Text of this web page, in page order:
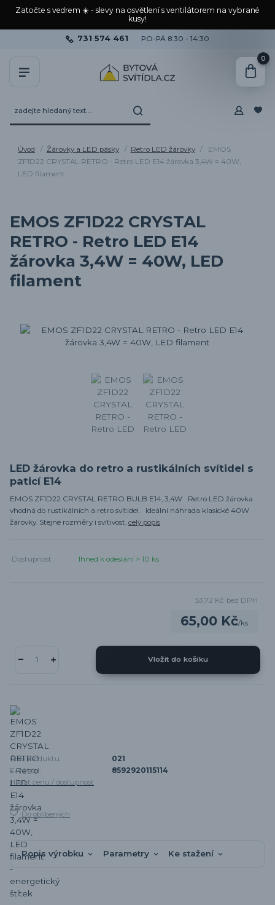
Zatočte s vedrem ☀️ - slevy na osvětlení s ventilátorem na vybrané
kusy!
731 574 461 PO-PÁ 8:30 - 14:30
0
Úvod Žárovky a LED pásky Retro LED žárovky
EMOS
ZF1D22 CRYSTAL RETRO - Retro LED E14 žárovka 3,4W = 40W,
LED filament
EMOS ZF1D22 CRYSTAL
RETRO - Retro LED E14
žárovka 3,4W = 40W, LED
filament
LED žárovka do retro a rustikálních svítidel s
paticí E14
EMOS ZF1D22 CRYSTAL RETRO BULB E14, 3,4W Retro LED žárovka
vhodná do rustikálních a retro svítidel. Ideální náhrada klasické 40W
žárovky. Stejné rozměry i svítivost. celý popis
Dostupnost Ihned k odeslání > 10 ks
65,00 Kč/ks
53,72 Kč bez DPH
Vložit do košíku
Číslo produktu:
021
EAN kód:
8592920115114
Hlídat cenu / dostupnost
Do oblíbených
Popis výrobku Parametry Ke stažení